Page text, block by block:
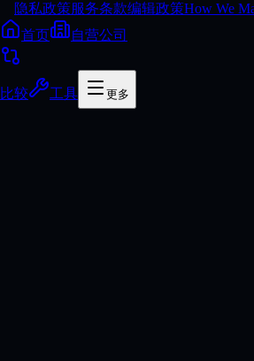
隐私政策服务条款编辑政策How We
首页
自营公司
比较 工具 更多